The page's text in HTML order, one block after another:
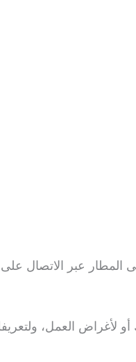
المطار عبر الاتصال
العمل، ولتعريفك